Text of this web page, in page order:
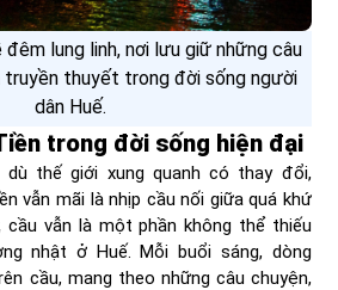
lung linh, nơi lưu giữ những câu
truyền thuyết trong đời sống người
dân Huế.
trong đời sống hiện đại
thế giới xung quanh có thay đổi,
vẫn mãi là nhịp cầu nối giữa quá khứ
cầu vẫn là một phần không thể thiếu
nhật ở Huế. Mỗi buổi sáng, dòng
cầu, mang theo những câu chuyện,